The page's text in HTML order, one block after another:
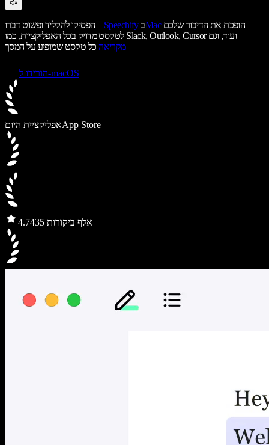
הפסיקו להקליד ופשוט דברו – Speechify בMacהופכת את הדיבור שלכם
לטקסט מדויק בכל האפליקציות, כמו Slack, Outlook, Cursor ועוד, וגם
מקריאהכל טקסט שמופיע על המסך
הורידו ל-macOS
אפליקציית היוםApp Store
4.7 435 אלף ביקורות